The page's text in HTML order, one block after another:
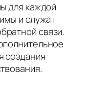
для каждой
и служат
связи.
создания